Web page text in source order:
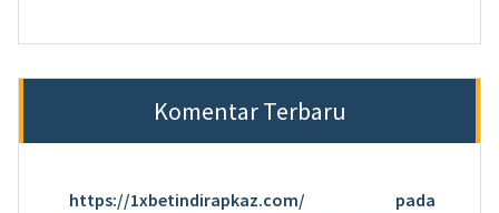
Komentar Terbaru
https://1xbetindirapkaz.com/
pada